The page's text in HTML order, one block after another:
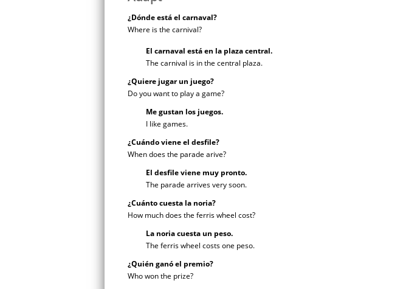
¿Dónde está el carnaval?
Where is the carnival?
El carnaval está en la plaza central.
The carnival is in the central plaza.
¿Quiere jugar un juego?
Do you want to play a game?
Me gustan los juegos.
I like games.
¿Cuándo viene el desfile?
When does the parade arive?
El desfile viene muy pronto.
The parade arrives very soon.
¿Cuánto cuesta la noria?
How much does the ferris wheel cost?
La noria cuesta un peso.
The ferris wheel costs one peso.
¿Quién ganó el premio?
Who won the prize?